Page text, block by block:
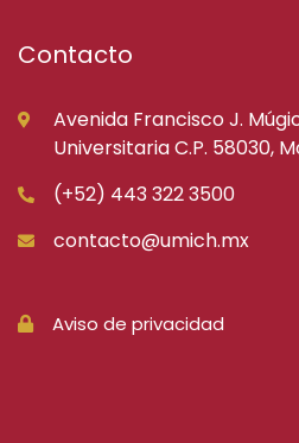
Contacto
Avenida Francisco J.
Universitaria C.P. 58030,
(+52) 443 322 3500
contacto@umich.mx
Aviso de privacidad